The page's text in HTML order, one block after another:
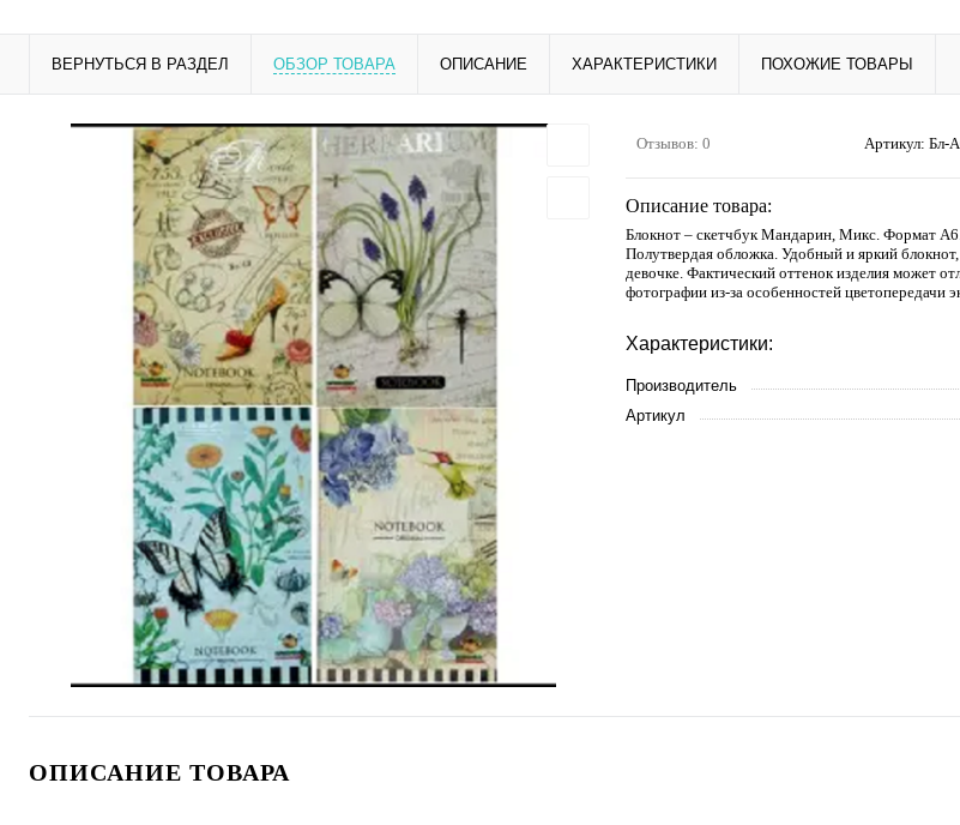
ВЕРНУТЬСЯ В РАЗДЕЛ ОБЗОР ТОВАРА ОПИСАНИЕ ХАРАКТЕРИСТИКИ ПОХОЖИЕ ТОВАРЫ
Отзывов: 0 Артикул: Бл-
Описание товара:
Блокнот – скетчбук Мандарин, Микс. Формат
Полутвердая обложка. Удобный и яркий
девочке. Фактический оттенок изделия может
фотографии из-за особенностей цветопередачи
Характеристики:
Производитель
Артикул
ОПИСАНИЕ ТОВАРА